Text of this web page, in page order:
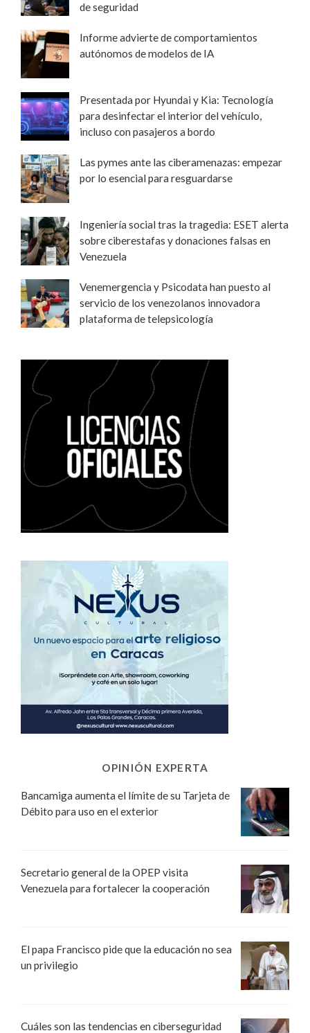
de seguridad
Informe advierte de comportamientos
autónomos de modelos de IA
Presentada por Hyundai y Kia: Tecnología
para desinfectar el interior del vehículo,
incluso con pasajeros a bordo
Las pymes ante las ciberamenazas: empezar
por lo esencial para resguardarse
Ingeniería social tras la tragedia: ESET alerta
sobre ciberestafas y donaciones falsas en
Venezuela
Venemergencia y Psicodata han puesto al
servicio de los venezolanos innovadora
plataforma de telepsicología
OPINIÓN EXPERTA
Bancamiga aumenta el límite de su Tarjeta de
Débito para uso en el exterior
Secretario general de la OPEP visita
Venezuela para fortalecer la cooperación
El papa Francisco pide que la educación no sea
un privilegio
Cuáles son las tendencias en ciberseguridad